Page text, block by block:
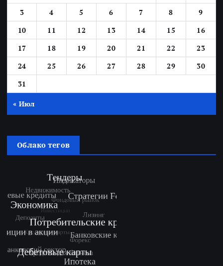
3
4 5 6 7 8
9
10
11 12 13 14 15
16
17
18 19 20 21 22
23
24
25 26 27 28 29
30
31
« Июл
Облако тегов